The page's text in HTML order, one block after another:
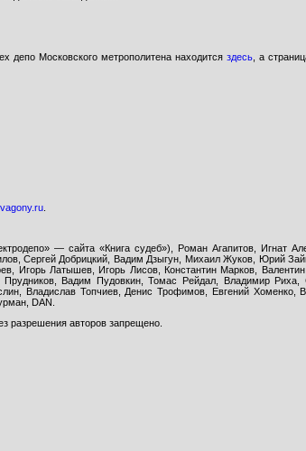
депо Московского метрополитена находитсяздесь , а
— сайта «Книга судеб»), Роман Агапитов, Игнат
Сергей Добрицкий, Вадим Дзыгун, Михаил Жуков, Юрий
Игорь Латышев, Игорь Лисов, Константин Марков,
Вадим Пудовкин, Томас Рейдал, Владимир
Владислав Топчиев, Денис Трофимов, Евгений Хоменко,
DAN.
разрешения авторов запрещено.